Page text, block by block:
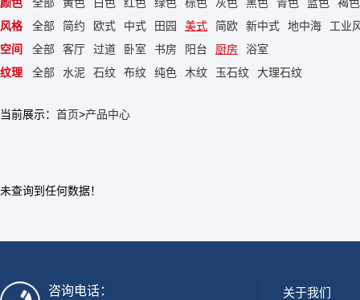
风格
全部 简约 欧式 中式 田园 美式 简欧 新中式 地中海
工业
空间
全部 客厅 过道 卧室 书房 阳台 厨房
浴室
纹理
全部 水泥 石纹 布纹 纯色 木纹 玉石纹 大理石纹
当前展示： 首页>产品中心
未查询到任何数据！
咨询电话： 关于我们